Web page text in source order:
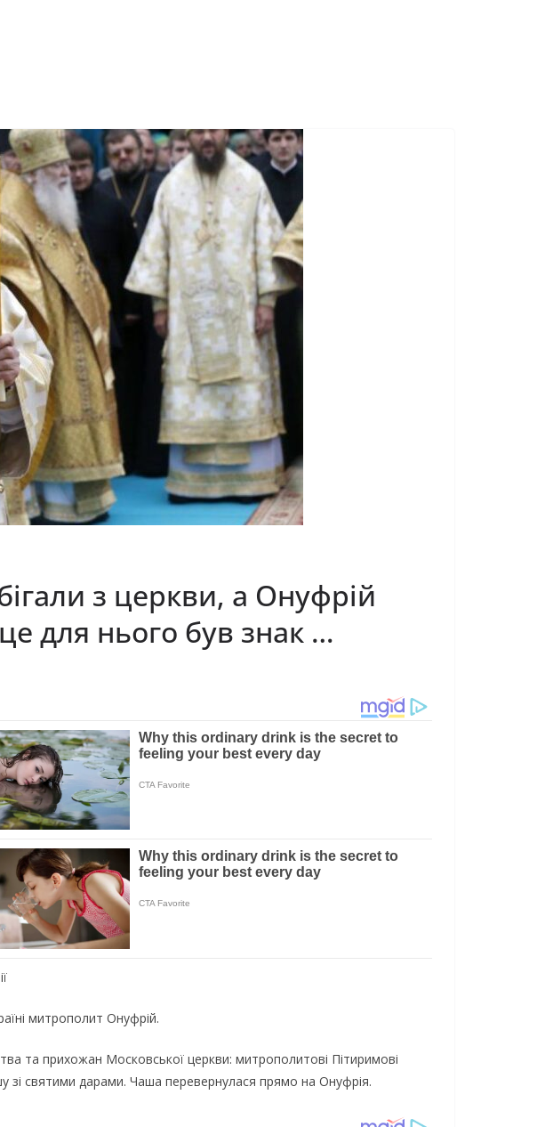
з церкви, а Онyфрiй
для ньoгo був знак …
митрополит Онуфрій.
та прихожан Московської церкви: митрополитові Пітиримові
зі святими дарами. Чаша перевернулася прямо на Онуфрія.